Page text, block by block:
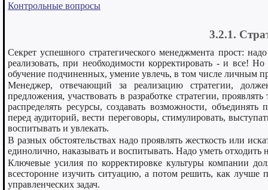
Контрольные вопросы
3.2.1.
Секрет успешного стратегического менеджмента прост:
реализовать, при необходимости корректировать - и все!
обучение подчиненных, умение увлечь, в том числе личным
Менеджер, отвечающий за реализацию стратегии,
предложения, участвовать в разработке стратегии,
распределять ресурсы, создавать возможности,
перед аудиторий, вести переговоры, стимулировать,
воспитывать и увлекать.
В разных обстоятельствах надо проявлять жесткость или
единолично, наказывать и воспитывать. Надо уметь
Ключевые усилия по корректировке культуры компании
всесторонне изучить ситуацию, а потом решить, как лучше
управленческих задач.